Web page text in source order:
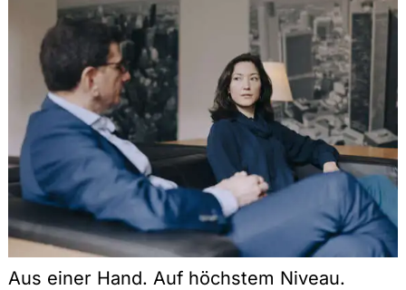
Aus einer Hand. Auf höchstem Niveau.